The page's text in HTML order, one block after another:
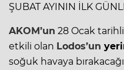
ŞUBAT AYININ İLK
AKOM’un 28 Ocak
etkili olan Lodos’un
soğuk havaya